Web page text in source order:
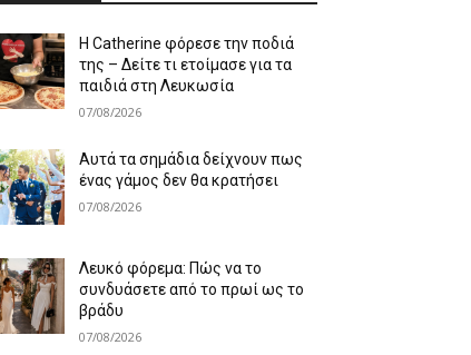
Η Catherine φόρεσε την ποδιά
της – Δείτε τι ετοίμασε για τα
παιδιά στη Λευκωσία
07/08/2026
Αυτά τα σημάδια δείχνουν πως
ένας γάμος δεν θα κρατήσει
07/08/2026
Λευκό φόρεμα: Πώς να το
συνδυάσετε από το πρωί ως το
βράδυ
07/08/2026